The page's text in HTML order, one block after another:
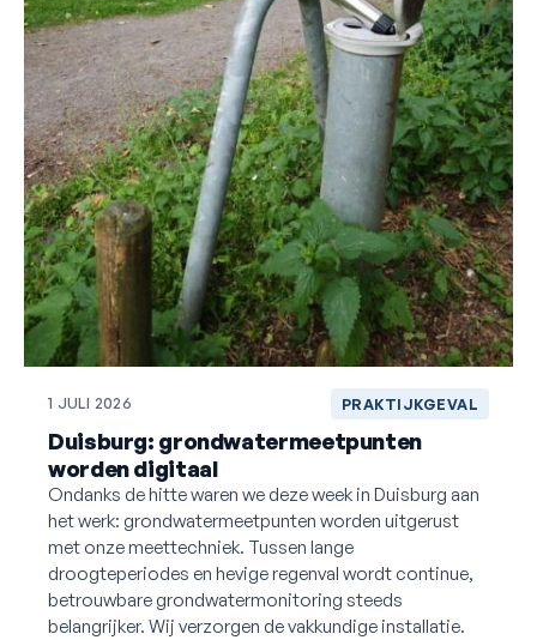
1 JULI 2026 PRAKTIJKGEVAL
Duisburg: grondwatermeetpunten
worden digitaal
Ondanks de hitte waren we deze week in Duisburg aan
het werk: grondwatermeetpunten worden uitgerust
met onze meettechniek. Tussen lange
droogteperiodes en hevige regenval wordt continue,
betrouwbare grondwatermonitoring steeds
belangrijker. Wij verzorgen de vakkundige installatie.